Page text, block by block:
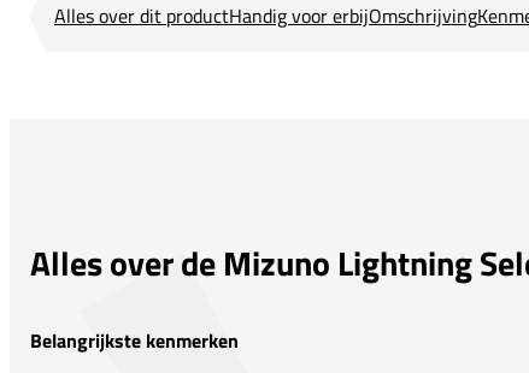
Alles over dit productHandig voor erbijOmschrijving
Alles over de Mizuno Lightning
Belangrijkste kenmerken